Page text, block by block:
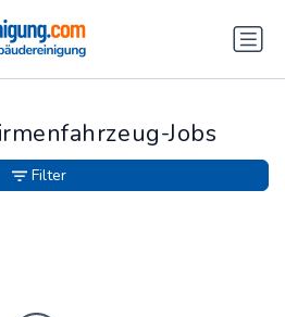
Jobs
Filter